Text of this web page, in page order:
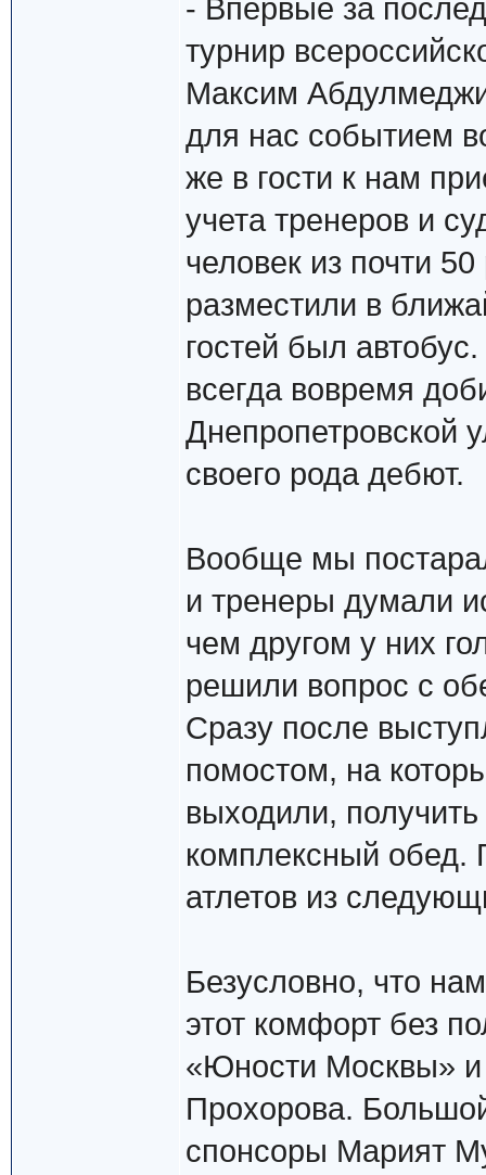
- Впервые за
турнир
Максим
для нас событием
же в гости к нам
учета тренеров и
человек из почти
разместили в
гостей был
всегда вовремя
Днепропетровской
своего рода дебют.
Вообще мы
и тренеры думали
чем другом у них
решили вопрос с
Сразу после
помостом, на
выходили,
комплексный обед.
атлетов из
Безусловно, что
этот комфорт без
«Юности Москвы» и
Прохорова.
спонсоры Марият